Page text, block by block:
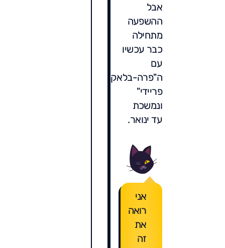
אבל
ההשפעה
מתחילה
כבר עכשיו
עם
ה"פרה-בלאק
פריידי"
ונמשכת
עד ינואר.
אני
רואה
את
זה